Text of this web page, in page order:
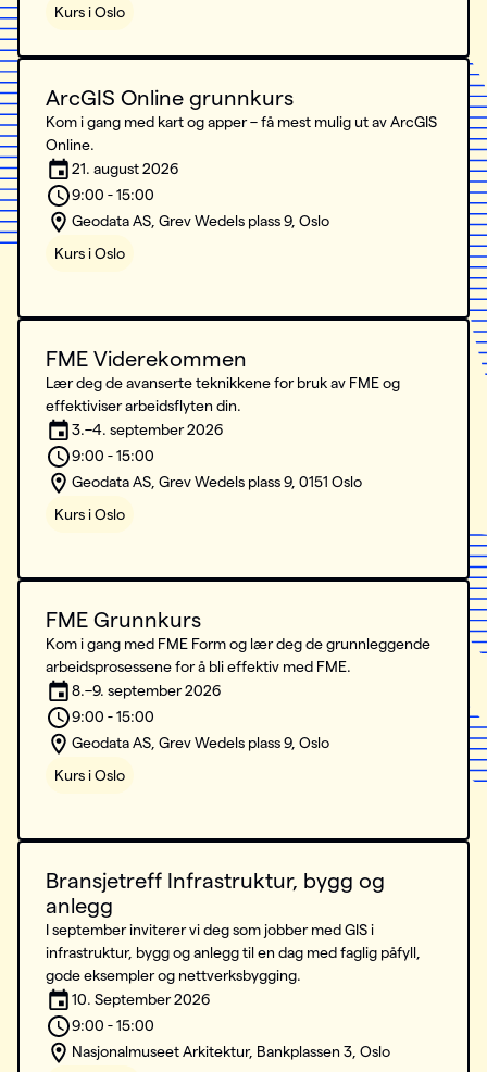
Kurs i Oslo
ArcGIS Online grunnkurs
Kom i gang med kart og apper – få mest mulig ut av ArcGIS
Online.
21. august 2026
9:00 - 15:00
Geodata AS, Grev Wedels plass 9, Oslo
Kurs i Oslo
FME Viderekommen
Lær deg de avanserte teknikkene for bruk av FME og
effektiviser arbeidsflyten din.
3.–4. september 2026
9:00 - 15:00
Geodata AS, Grev Wedels plass 9, 0151 Oslo
Kurs i Oslo
FME Grunnkurs
Kom i gang med FME Form og lær deg de grunnleggende
arbeidsprosessene for å bli effektiv med FME.
8.–9. september 2026
9:00 - 15:00
Geodata AS, Grev Wedels plass 9, Oslo
Kurs i Oslo
Bransjetreff Infrastruktur, bygg og
anlegg
I september inviterer vi deg som jobber med GIS i
infrastruktur, bygg og anlegg til en dag med faglig påfyll,
gode eksempler og nettverksbygging.
10. September 2026
9:00 - 15:00
Nasjonalmuseet Arkitektur, Bankplassen 3, Oslo